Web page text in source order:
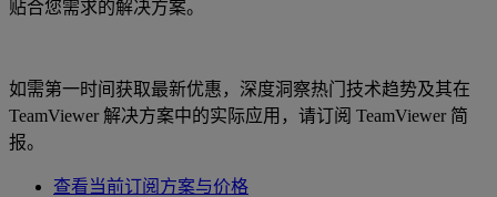
贴合您需求的解决方案。
如需第一时间获取最新优惠，深度洞察热门技术趋势及其在
TeamViewer 解决方案中的实际应用，请订阅 TeamViewer 简
报。
查看当前订阅方案与价格